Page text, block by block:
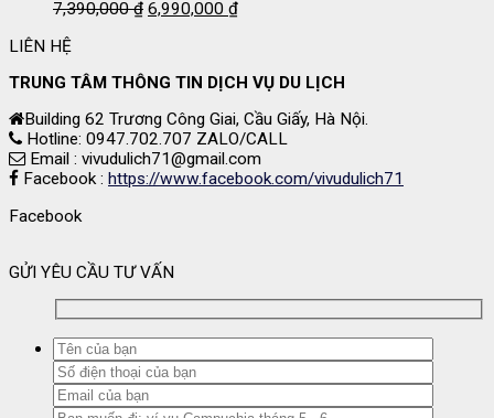
7,390,000₫ Giá
6,990,000 ₫Giá
6,990,000 ₫.
LIÊN HỆ
TRUNG TÂM THÔNG TIN DỊCH VỤ DU LỊCH
Building 62 Trương Công Giai, Cầu Giấy, Hà Nội.
Hotline: 0947.702.707 ZALO/CALL
Email : vivudulich71@gmail.com
Facebook : https://www.facebook.com/vivudulich71
Facebook
GỬI YÊU CẦU TƯ VẤN